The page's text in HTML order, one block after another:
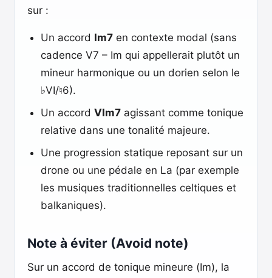
sur :
Un accord Im7 en contexte modal (sans
cadence V7 – Im qui appellerait plutôt un
mineur harmonique ou un dorien selon le
♭VI/♮6).
Un accord VIm7 agissant comme tonique
relative dans une tonalité majeure.
Une progression statique reposant sur un
drone ou une pédale en La (par exemple
les musiques traditionnelles celtiques et
balkaniques).
Note à éviter (Avoid note)
Sur un accord de tonique mineure (Im), la